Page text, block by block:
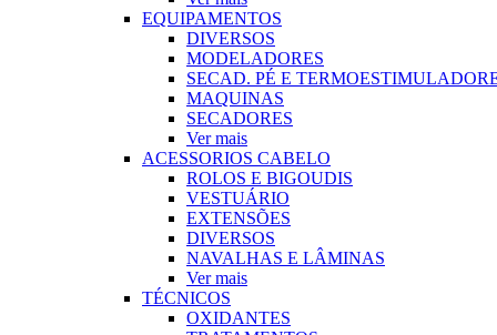
EQUIPAMENTOS
DIVERSOS
MODELADORES
SECAD. PÉ E
MAQUINAS
SECADORES
Ver mais
ACESSORIOS CABELO
ROLOS E BIGOUDIS
VESTUÁRIO
EXTENSÕES
DIVERSOS
NAVALHAS E LÂMINAS
Ver mais
TÉCNICOS
OXIDANTES